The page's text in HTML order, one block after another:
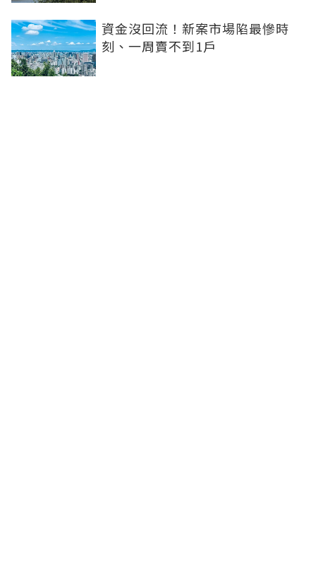
資金沒回流！新案市場陷最慘時
刻、一周賣不到1戶